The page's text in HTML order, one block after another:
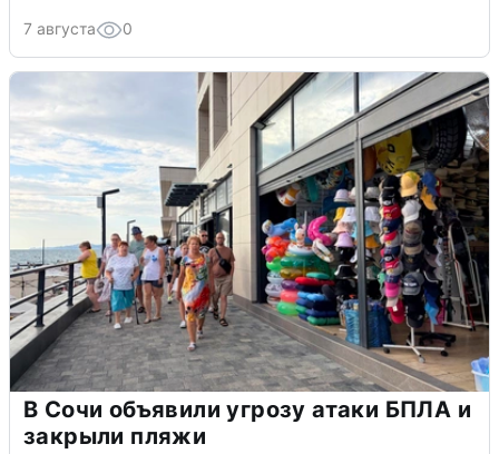
7 августа 0
В Сочи объявили угрозу атаки БПЛА и
закрыли пляжи